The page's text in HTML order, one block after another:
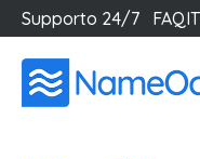
Supporto 24/7 FAQIT